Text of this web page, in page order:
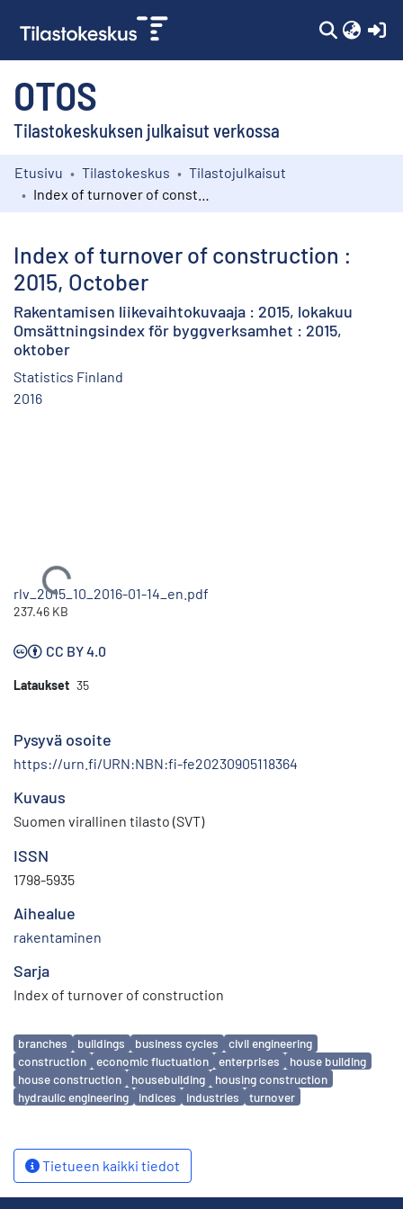
OTOS
Tilastokeskuksen julkaisut verkossa
Kokoelmat
Etusivu Tilastokeskus
Tilastojulkaisut
Index of turnover of construction :
2015, October
Rakentamisen liikevaihtokuvaaja : 2015, lokakuu
Omsättningsindex för byggverksamhet : 2015,
oktober
Statistics Finland
2016
Ladataan...
rlv_2015_10_2016-01-14_en.pdf
237.46 KB
CC BY 4.0
Lataukset 35
Pysyvä osoite
https://urn.fi/URN:NBN:fi-fe20230905118364
Kuvaus
Suomen virallinen tilasto (SVT)
ISSN
1798-5935
Aihealue
rakentaminen
Sarja
Index of turnover of construction
Avainsanat
branches buildings business cycles
civil engineering
construction
economic fluctuation enterprises
house building
house construction
housebuilding
housing construction
hydraulic engineering
indices industries turnover
Tietueen kaikki tiedot